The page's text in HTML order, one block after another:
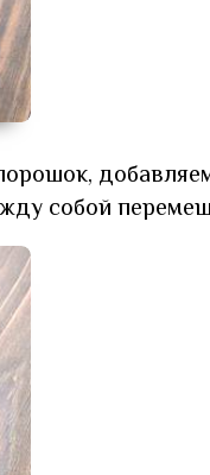
собой